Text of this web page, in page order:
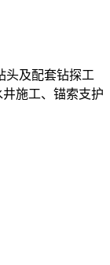
头及配套钻探工
施工、锚索支护